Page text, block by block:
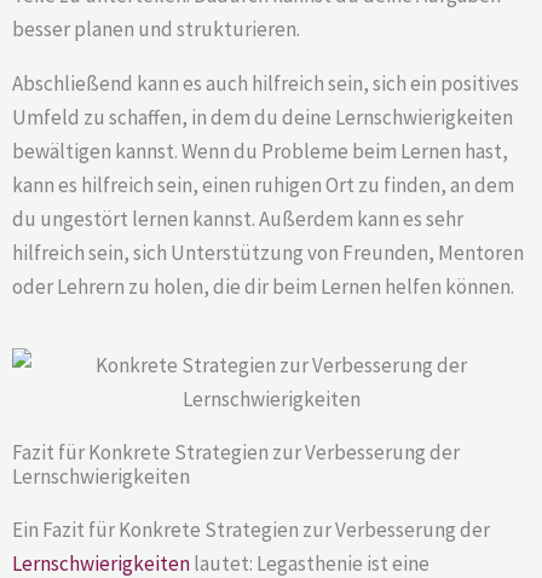
besser planen und strukturieren.
Abschließend kann es auch hilfreich sein, sich ein positives
Umfeld zu schaffen, in dem du deine Lernschwierigkeiten
bewältigen kannst. Wenn du Probleme beim Lernen hast,
kann es hilfreich sein, einen ruhigen Ort zu finden, an dem
du ungestört lernen kannst. Außerdem kann es sehr
hilfreich sein, sich Unterstützung von Freunden, Mentoren
oder Lehrern zu holen, die dir beim Lernen helfen können.
Fazit für Konkrete Strategien zur Verbesserung der
Lernschwierigkeiten
Ein Fazit für Konkrete Strategien zur Verbesserung der
Lernschwierigkeitenlautet: Legasthenie ist eine